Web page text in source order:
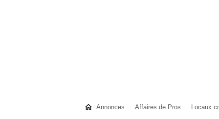
Annonces Affaires de Pros Locaux